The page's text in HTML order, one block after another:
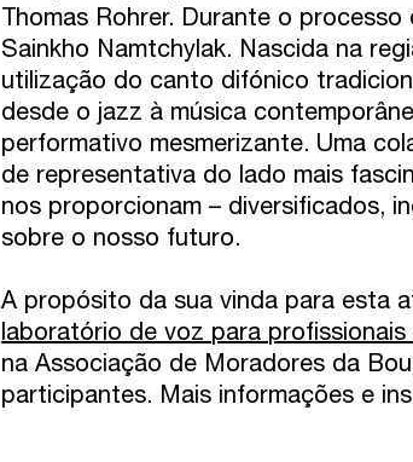
Thomas Rohrer. Durante o
Sainkho Namtchylak. Nascida na
utilização do canto difónico
desde o jazz à música
performativo mesmerizante. Uma
de representativa do lado mais
nos proporcionam – diversificados,
sobre o nosso futuro.
A propósito da sua vinda para esta
laboratório de voz para
na Associação de Moradores da
participantes. Mais informações e